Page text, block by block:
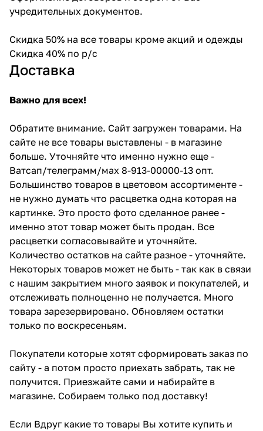
учредительных документов.
Скидка 50% на все товары кроме акций и одежды
Скидка 40% по р/с
Доставка
Важно для всех!
Обратите внимание. Сайт загружен товарами. На
сайте не все товары выставлены - в магазине
больше. Уточняйте что именно нужно еще -
Ватсап/телеграмм/мах 8-913-00000-13 опт.
Большинство товаров в цветовом ассортименте -
не нужно думать что расцветка одна которая на
картинке. Это просто фото сделанное ранее -
именно этот товар может быть продан. Все
расцветки согласовывайте и уточняйте.
Количество остатков на сайте разное - уточняйте.
Некоторых товаров может не быть - так как в связи
с нашим закрытием много заявок и покупателей, и
отслеживать полноценно не получается. Много
товара зарезервировано. Обновляем остатки
только по воскресеньям.
Покупатели которые хотят сформировать заказ по
сайту - а потом просто приехать забрать, так не
получится. Приезжайте сами и набирайте в
магазине. Собираем только под доставку!
Если Вдруг какие то товары Вы хотите купить и